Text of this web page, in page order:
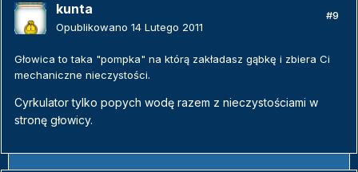
kunta
Opublikowano 14 Lutego 2011
#9
Głowica to taka "pompka" na którą zakładasz gąbkę i zbiera Ci
mechaniczne nieczystości.
Cyrkulator tylko popych wodę razem z nieczystościami w
stronę głowicy.